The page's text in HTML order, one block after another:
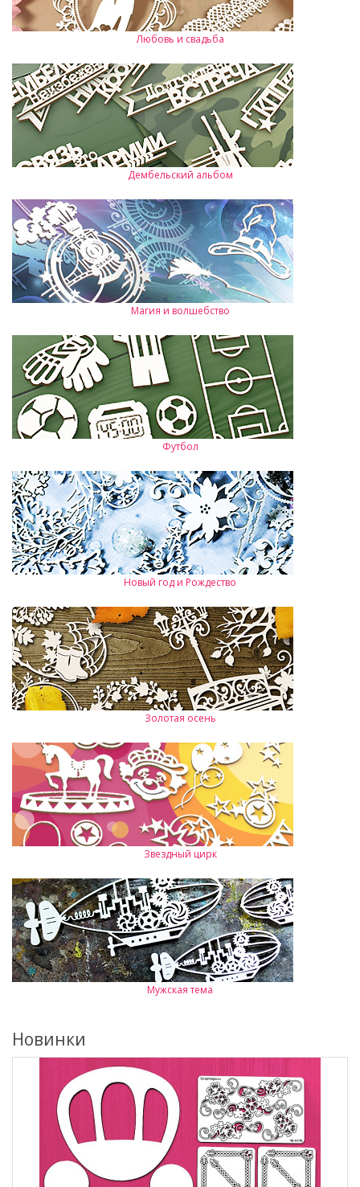
Любовь и свадьба
Дембельский альбом
Магия и волшебство
Футбол
Новый год и Рождество
Золотая осень
Звездный цирк
Мужская тема
Новинки